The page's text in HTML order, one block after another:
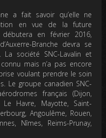
a fait savoir qu’elle ne
en vue de la future
en février 2016,
Branche devra se
. La société SNC-Lavalin et
mais n’a pas encore
voulant prendre le soin
Le groupe canadien SNC-
français (Dijon,
Le Havre, Mayotte, Saint-
Angoulême, Rouen,
Nîmes, Reims-Prunay,